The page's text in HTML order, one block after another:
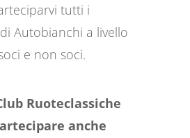
tutti i
Autobianchi a livello
e non soci.
Ruoteclassiche
anche